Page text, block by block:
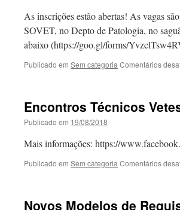
As inscrições estão abertas! As vagas
SOVET, no Depto de Patologia, no
abaixo (https://goo.gl/forms/
Publicado em Sem categoria Comentários
Encontros Técnicos
Publicado em 19/08/2018
Mais informações: https://
Publicado em Sem categoria Comentários
Novos Modelos de